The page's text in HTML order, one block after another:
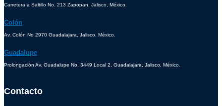
Carretera a Saltillo No. 213 Zapopan, Jalisco, México.
Colón
Av. Colón No 2970 Guadalajara, Jalisco, México.
Guadalupe
Prolongación Av. Guadalupe No. 3449 Local 2, Guadalajara, Jalisco, México.
Contacto